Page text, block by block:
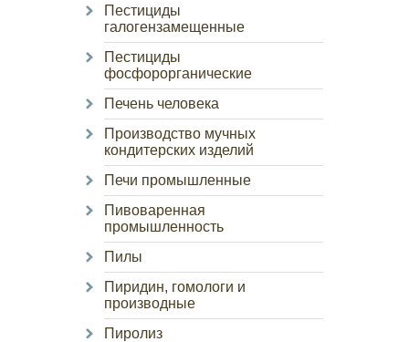
Пестициды
галогензамещенные
Пестициды
фосфорорганические
Печень человека
Производство мучных
кондитерских изделий
Печи промышленные
Пивоваренная
промышленность
Пилы
Пиридин, гомологи и
производные
Пиролиз